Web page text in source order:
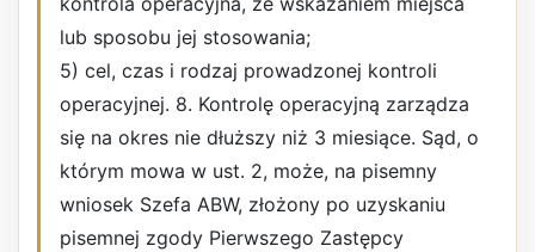
lub sposobu jej stosowania;
5) cel, czas i rodzaj prowadzonej kontroli
operacyjnej. 8. Kontrolę operacyjną zarządza
się na okres nie dłuższy niż 3 miesiące. Sąd, o
którym mowa w ust. 2, może, na pisemny
wniosek Szefa ABW, złożony po uzyskaniu
pisemnej zgody Pierwszego Zastępcy